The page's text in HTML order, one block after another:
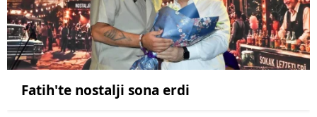
Fatih'te nostalji sona erdi